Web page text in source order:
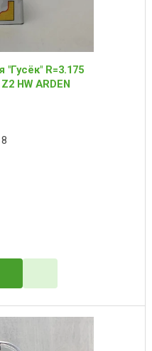
R=3.175
HW ARDEN